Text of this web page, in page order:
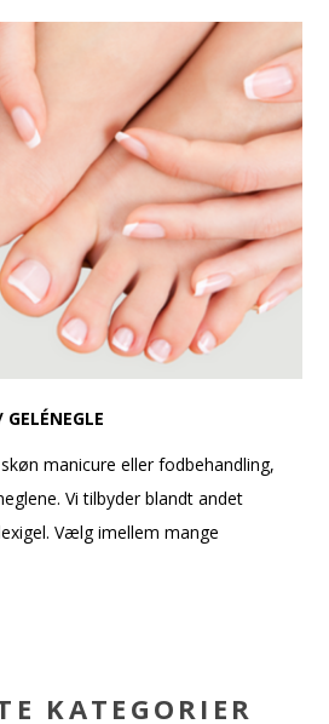
manicure eller fodbehandling,
Vi tilbyder blandt andet
Vælg imellem mange
KATEGORIER